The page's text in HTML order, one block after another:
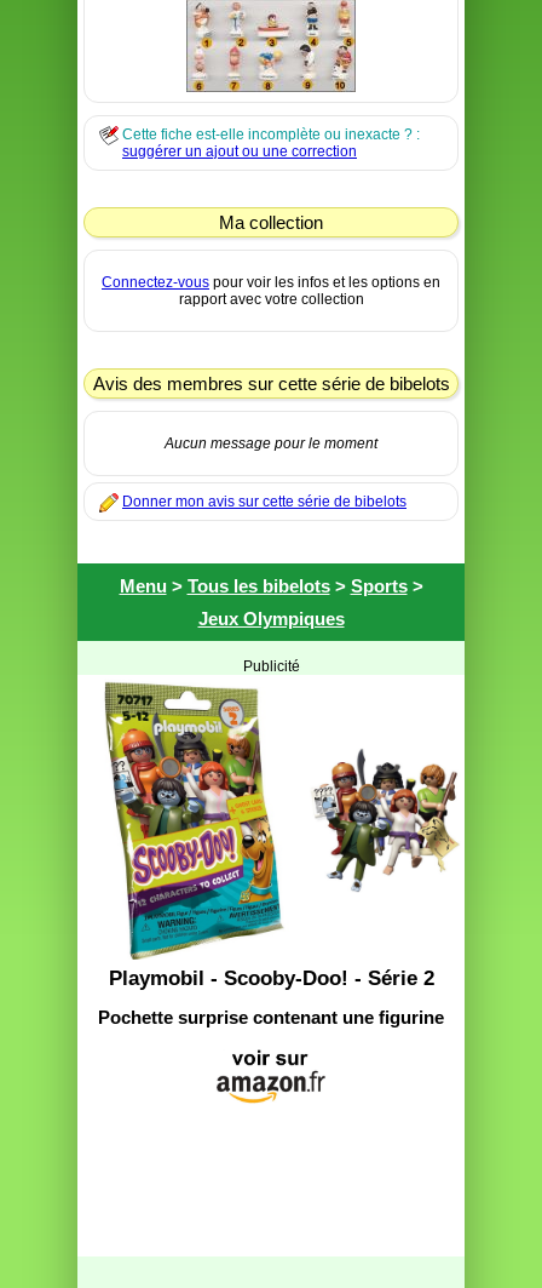
Cette fiche est-elle incomplète ou inexacte ? :
suggérer un ajout ou une correction
Ma collection
Connectez-vous pour voir les infos et les options en
rapport avec votre collection
Avis des membres sur cette série de bibelots
Aucun message pour le moment
Donner mon avis sur cette série de bibelots
Menu> Tous les bibelots> Sports>
Jeux Olympiques
Publicité
Playmobil - Scooby-Doo! - Série 2
Pochette surprise contenant une figurine